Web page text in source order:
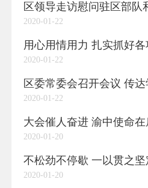
2020-01-22
用心用情用力 扎实抓好
2020-01-22
2020-01-22
大会催人奋进 渝中使命在
2020-01-20
不松劲不停歇 一以贯之
2020-01-20